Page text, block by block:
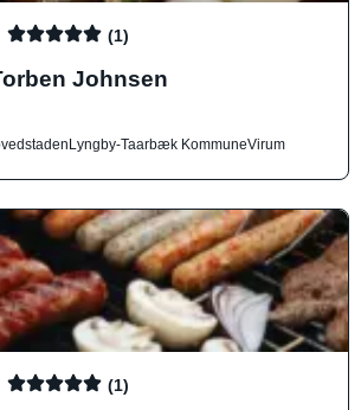
(1)
Johnsen
Lyngby-Taarbæk KommuneVirum
(1)